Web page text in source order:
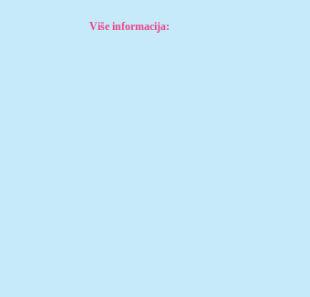
Više informacija: